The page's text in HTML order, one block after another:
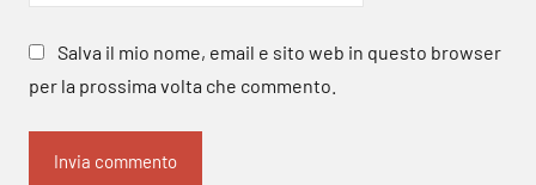
Salva il mio nome, email e sito web in questo browser
per la prossima volta che commento.